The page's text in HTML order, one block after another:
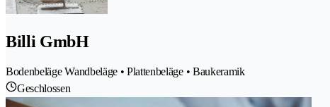
Billi GmbH
Bodenbeläge Wandbeläge • Plattenbeläge • Baukeramik
Geschlossen